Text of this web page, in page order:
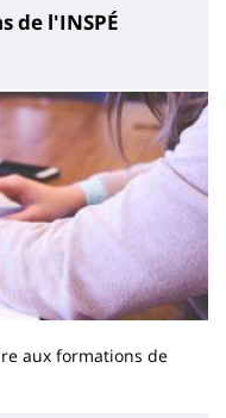
de l'INSPÉ
aux formations de